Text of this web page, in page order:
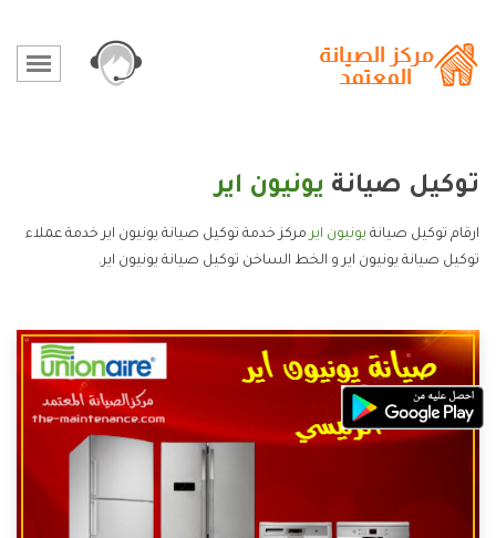
توكيل صيانة يونيون اير
ارقام توكيل صيانة يونيون ايرمركز خدمة توكيل صيانة يونيون اير خدمة عملاء
توكيل صيانة يونيون اير و الخط الساخن توكيل صيانة يونيون اير.